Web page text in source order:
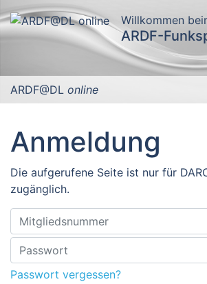
Willkommen
ARDF-
ARDF@DL online
Anmeldung
Die aufgerufene Seite ist nur für
zugänglich.
Passwort vergessen?